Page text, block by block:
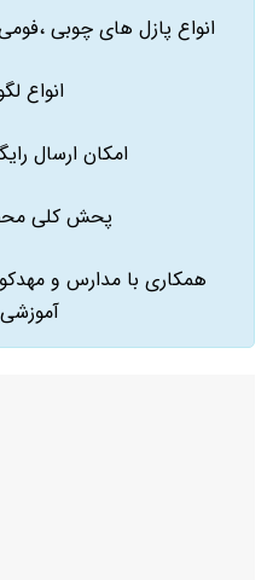
انواع پازل های چوبی
انواع
امکان ارسال
پحش کلی
همکاری با مدارس و
آموزشی